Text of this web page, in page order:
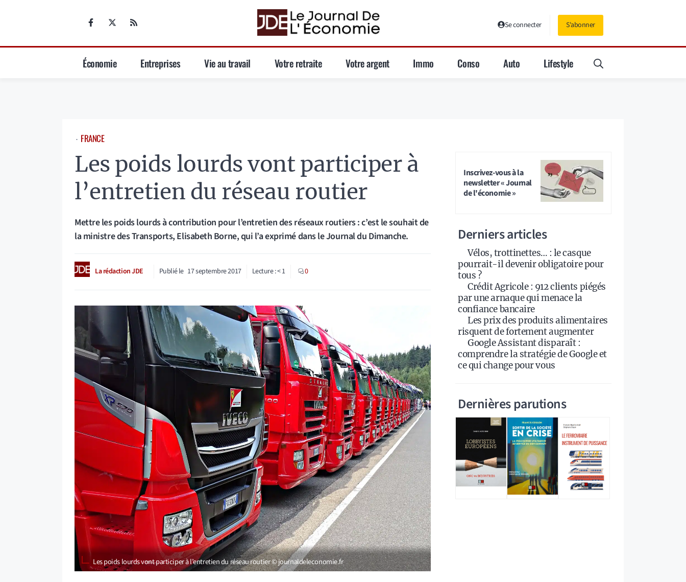
Se connecter S'abonner
Économie Entreprises Vie au travail Votre retraite Votre argent Immo Conso Auto Lifestyle
⋅ FRANCE
Les poids lourds vont participer à
l’entretien du réseau routier
Mettre les poids lourds à contribution pour l’entretien des réseaux routiers : c’est le souhait de
la ministre des Transports, Elisabeth Borne, qui l’a exprimé dans le Journal du Dimanche.
La rédaction JDE Publié le 17 septembre 2017 Lecture :< 1 0
Les poids lourds vont participer à l’entretien du réseau routier © journaldeleconomie.fr
Inscrivez-vous à la
newsletter « Journal
de l'économie »
Derniers articles
Vélos, trottinettes… : le casque
pourrait-il devenir obligatoire pour
tous ?
Crédit Agricole : 912 clients piégés
par une arnaque qui menace la
confiance bancaire
Les prix des produits alimentaires
risquent de fortement augmenter
Google Assistant disparaît :
comprendre la stratégie de Google et
ce qui change pour vous
Dernières parutions